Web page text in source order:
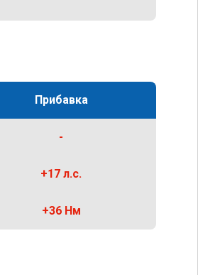
Прибавка
-
+17 л.с.
+36 Нм